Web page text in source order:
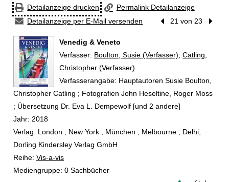
Detailanzeige drucken
Permalink Detailanzeige
Detailanzeige per E-Mail versenden
Vorheriger Treffer
21 von 23
Venedig & Veneto
Verfasser: Suche nach diesem Verfasser
Boulton, Susie (Verfasser); Catling,
Christopher (Verfasser)
Verfasserangabe: Hauptautoren Susie Boulton,
Christopher Catling ; Fotografien John Heseltine, Roger Moss
; Übersetzung Dr. Eva L. Dempewolf [und 2 andere]
Jahr: 2018
Verlag: London ; New York ; München ; Melbourne ; Delhi,
Dorling Kindersley Verlag GmbH
Reihe: Vis-a-vis
Mediengruppe: 0 Sachbücher